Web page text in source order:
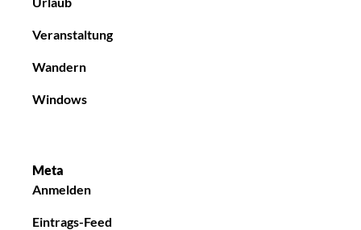
Veranstaltung
Wandern
Windows
Meta
Anmelden
Eintrags-Feed